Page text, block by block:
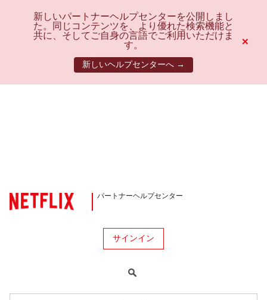
新しいパートナーヘルプセンターを公開しまし
た。同じコンテンツを、より優れた検索機能と
共に、そしてご自身の言語でご利用いただけま
す。
新しいヘルプセンターへ →
×
パートナーヘルプセンター
サインイン